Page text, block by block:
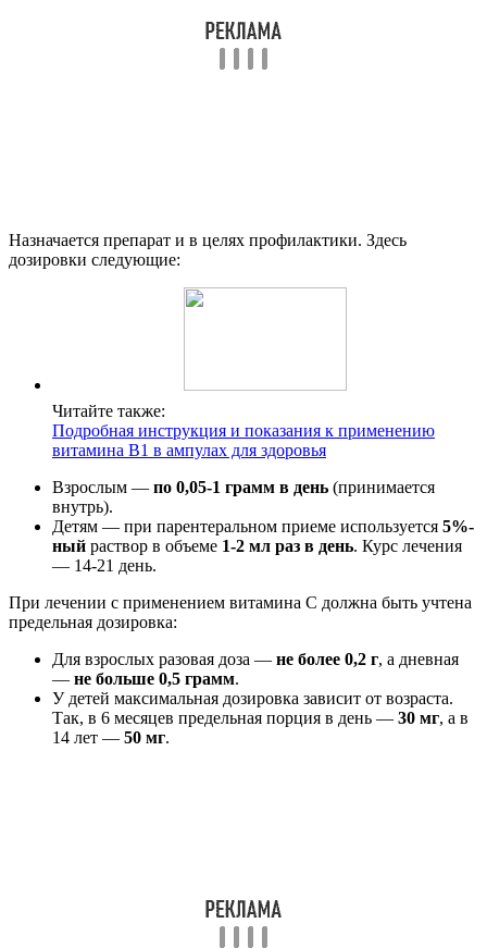
Назначается препарат и в целях профилактики. Здесь
дозировки следующие:
Читайте также:
Подробная инструкция и показания к применению
витамина B1 в ампулах для здоровья
Взрослым — по 0,05-1 грамм в день (принимается
внутрь).
Детям — при парентеральном приеме используется 5%-
ный раствор в объеме 1-2 мл раз в день. Курс лечения
— 14-21 день.
При лечении с применением витамина С должна быть учтена
предельная дозировка:
Для взрослых разовая доза — не более 0,2 г, а дневная
— не больше 0,5 грамм.
У детей максимальная дозировка зависит от возраста.
Так, в 6 месяцев предельная порция в день — 30 мг, а в
14 лет — 50 мг.